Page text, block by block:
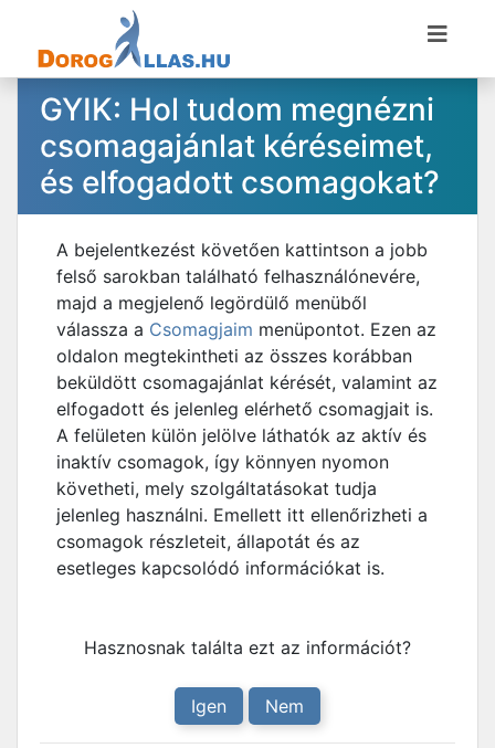
GYIK: Hol tudom megnézni
csomagajánlat kéréseimet,
és elfogadott csomagokat?
A bejelentkezést követően kattintson a jobb
felső sarokban található felhasználónevére,
majd a megjelenő legördülő menüből
válassza a Csomagjaim menüpontot. Ezen az
oldalon megtekintheti az összes korábban
beküldött csomagajánlat kérését, valamint az
elfogadott és jelenleg elérhető csomagjait is.
A felületen külön jelölve láthatók az aktív és
inaktív csomagok, így könnyen nyomon
követheti, mely szolgáltatásokat tudja
jelenleg használni. Emellett itt ellenőrizheti a
csomagok részleteit, állapotát és az
esetleges kapcsolódó információkat is.
Hasznosnak találta ezt az információt?
Igen Nem